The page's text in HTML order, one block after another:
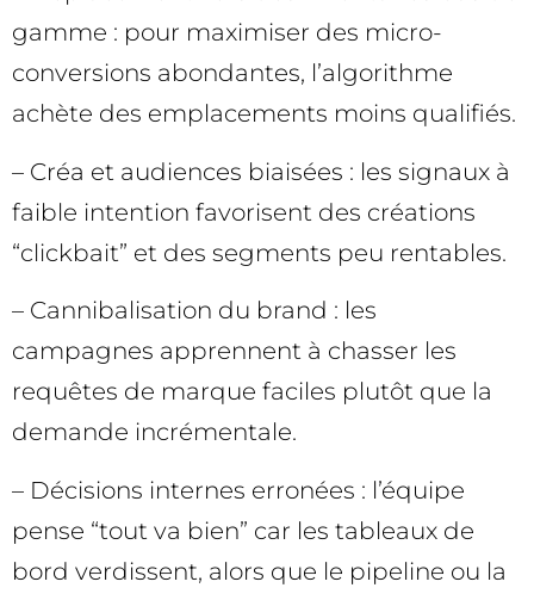
gamme : pour maximiser des micro-
conversions abondantes, l’algorithme
achète des emplacements moins qualifiés.
– Créa et audiences biaisées : les signaux à
faible intention favorisent des créations
“clickbait” et des segments peu rentables.
– Cannibalisation du brand : les
campagnes apprennent à chasser les
requêtes de marque faciles plutôt que la
demande incrémentale.
– Décisions internes erronées : l’équipe
pense “tout va bien” car les tableaux de
bord verdissent, alors que le pipeline ou la